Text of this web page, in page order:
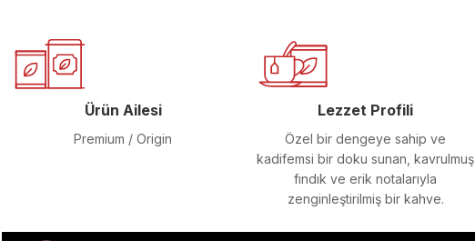
Ürün Ailesi
Premium / Origin
Lezzet Profili
Özel bir dengeye sahip ve
kadifemsi bir doku sunan, kavrulmuş
fındık ve erik notalarıyla
zenginleştirilmiş bir kahve.